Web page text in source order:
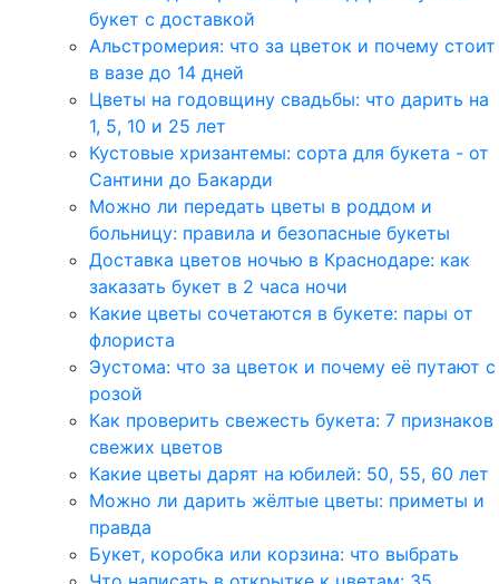
букет с доставкой
Альстромерия: что за цветок и почему стоит
в вазе до 14 дней
Цветы на годовщину свадьбы: что дарить на
1, 5, 10 и 25 лет
Кустовые хризантемы: сорта для букета - от
Сантини до Бакарди
Можно ли передать цветы в роддом и
больницу: правила и безопасные букеты
Доставка цветов ночью в Краснодаре: как
заказать букет в 2 часа ночи
Какие цветы сочетаются в букете: пары от
флориста
Эустома: что за цветок и почему её путают с
розой
Как проверить свежесть букета: 7 признаков
свежих цветов
Какие цветы дарят на юбилей: 50, 55, 60 лет
Можно ли дарить жёлтые цветы: приметы и
правда
Букет, коробка или корзина: что выбрать